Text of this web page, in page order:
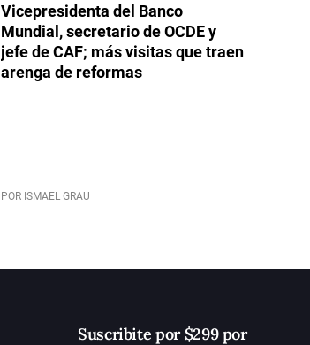
Vicepresidenta del Banco
Mundial, secretario de OCDE y
jefe de CAF; más visitas que traen
arenga de reformas
POR ISMAEL GRAU
Suscribite por $299 por